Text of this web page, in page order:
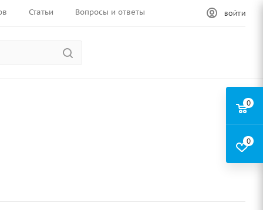
Статьи Вопросы и ответы ВОЙТИ
0
0